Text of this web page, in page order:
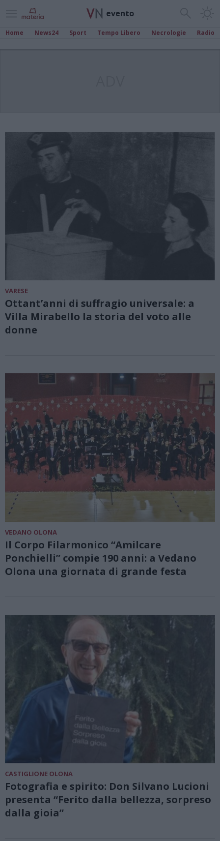
evento
Home News24 Sport Tempo Libero Necrologie Radio
VARESE
Ottant’anni di suffragio universale: a
Villa Mirabello la storia del voto alle
donne
VEDANO OLONA
Il Corpo Filarmonico “Amilcare
Ponchielli” compie 190 anni: a Vedano
Olona una giornata di grande festa
CASTIGLIONE OLONA
Fotografia e spirito: Don Silvano Lucioni
presenta “Ferito dalla bellezza, sorpreso
dalla gioia”